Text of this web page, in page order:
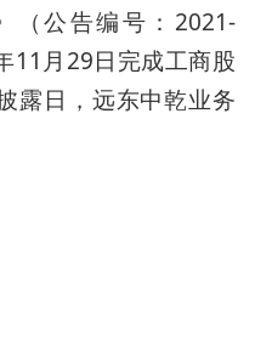
（公告编号：2021-
11月29日完成工商股
露日，远东中乾业务